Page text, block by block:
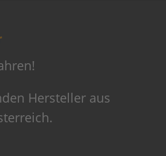
Hersteller aus